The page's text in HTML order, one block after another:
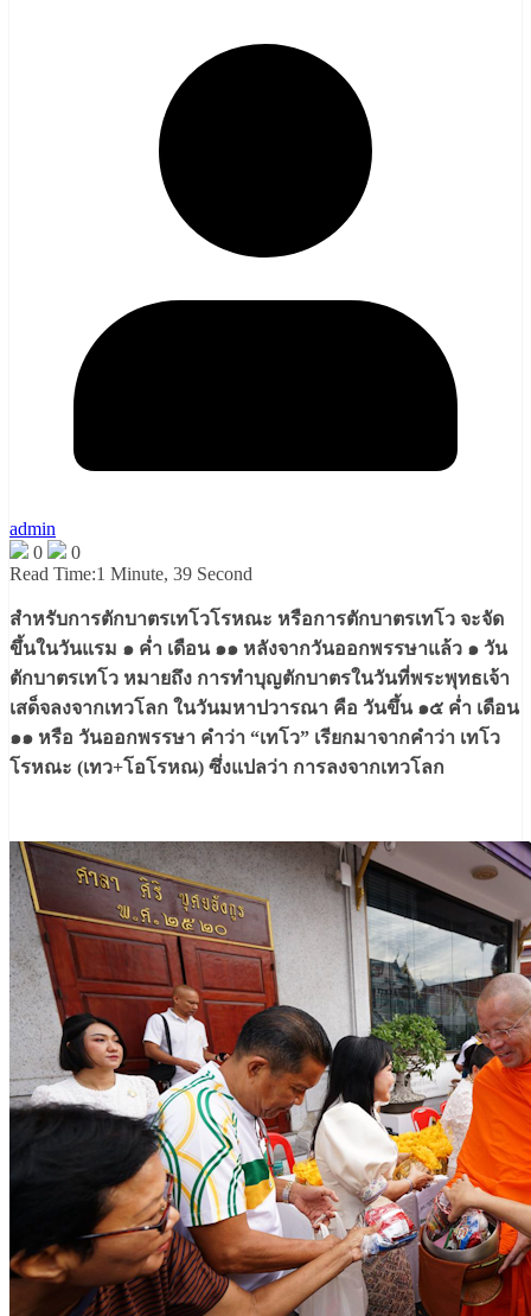
admin
0
0
Read Time:1 Minute, 39 Second
สำหรับการตักบาตรเทโวโรหณะ หรือการตักบาตรเทโว จะจัด
ขึ้นในวันแรม ๑ ค่ำ เดือน ๑๑ หลังจากวันออกพรรษาแล้ว ๑ วัน
ตักบาตรเทโว หมายถึง การทำบุญตักบาตรในวันที่พระพุทธเจ้า
เสด็จลงจากเทวโลก ในวันมหาปวารณา คือ วันขึ้น ๑๕ ค่ำ เดือน
๑๑ หรือ วันออกพรรษา คำว่า “เทโว” เรียกมาจากคำว่า เทโว
โรหณะ (เทว+โอโรหณ) ซึ่งแปลว่า การลงจากเทวโลก